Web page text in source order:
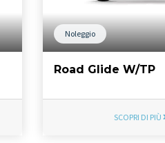
Noleggio
Road Glide W/TP
SCOPRI DI PIÙ